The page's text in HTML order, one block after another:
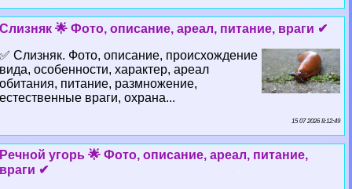
Слизняк 🌟 Фото, описание, ареал, питание, враги ✔
✅ Слизняк. Фото, описание, происхождение
вида, особенности, хаpaктер, ареал
обитания, питание, размножение,
естественные враги, охрана...
15 07 2026 8:12:49
Речной угорь 🌟 Фото, описание, ареал, питание,
враги ✔